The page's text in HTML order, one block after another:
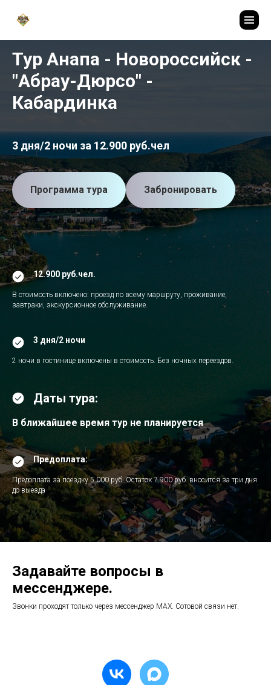
Тур Анапа - Новороссийск -
"Абрау-Дюрсо" -
Кабардинка
3 дня/2 ночи за 12.900 руб.чел
Программа тура Забронировать
12.900 руб.чел.
В стоимость включено: проезд по всему маршруту, проживание,
завтраки, экскурсионное обслуживание.
3 дня/2 ночи
2 ночи в гостинице включены в стоимость. Без ночных переездов.
Даты тура:
В ближайшее время тур не планируется
Предоплата:
Предоплата за поездку 5.000 руб. Остаток 7.900 руб. вносится за три дня
до выезда
Задавайте вопросы в
мессенджере.
Звонки проходят только через мессенджер МАХ. Сотовой связи нет.